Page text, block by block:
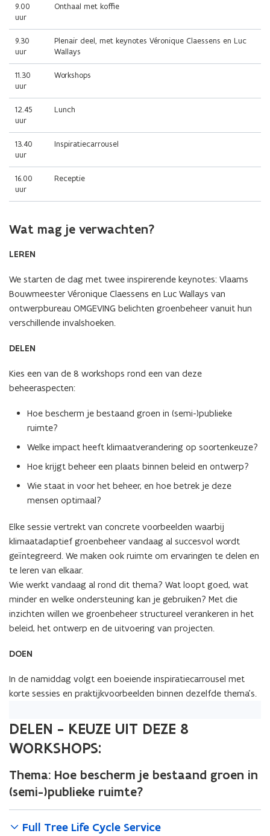
9.00
uur
Onthaal met koffie
9.30
uur
Plenair deel, met keynotes Véronique Claessens en Luc
Wallays
11.30
uur
Workshops
12.45
uur
Lunch
13.40
uur
Inspiratiecarrousel
16.00
uur
Receptie
Wat mag je verwachten?
LEREN
We starten de dag met twee inspirerende keynotes: Vlaams
Bouwmeester Véronique Claessens en Luc Wallays van
ontwerpbureau OMGEVING belichten groenbeheer vanuit hun
verschillende invalshoeken.
DELEN
Kies een van de 8 workshops rond een van deze
beheeraspecten:
Hoe bescherm je bestaand groen in (semi-)publieke
ruimte?
Welke impact heeft klimaatverandering op soortenkeuze?
Hoe krijgt beheer een plaats binnen beleid en ontwerp?
Wie staat in voor het beheer, en hoe betrek je deze
mensen optimaal?
Elke sessie vertrekt van concrete voorbeelden waarbij
klimaatadaptief groenbeheer vandaag al succesvol wordt
geïntegreerd. We maken ook ruimte om ervaringen te delen en
te leren van elkaar.
Wie werkt vandaag al rond dit thema? Wat loopt goed, wat
minder en welke ondersteuning kan je gebruiken? Met die
inzichten willen we groenbeheer structureel verankeren in het
beleid, het ontwerp en de uitvoering van projecten.
DOEN
In de namiddag volgt een boeiende inspiratiecarrousel met
korte sessies en praktijkvoorbeelden binnen dezelfde thema’s.
DELEN - KEUZE UIT DEZE 8
WORKSHOPS:
Thema: Hoe bescherm je bestaand groen in
(semi-)publieke ruimte?
Full Tree Life Cycle Service